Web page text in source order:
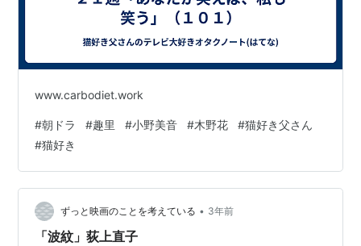
www.carbodiet.work
#朝ドラ #趣里 #小野美音 #木野花 #猫好き父さん
#猫好き
ずっと映画のことを考えている • 3年前
「波紋」荻上直子